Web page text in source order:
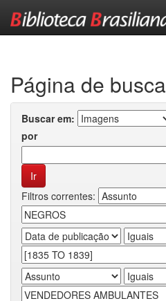
Página de busca
Buscar em:
por
Filtros correntes: